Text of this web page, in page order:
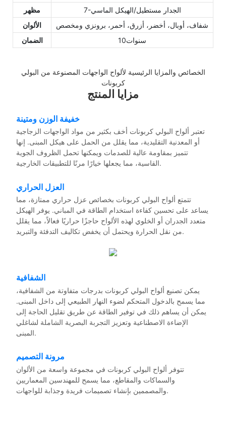
مظهر
7-الجدار مستطيل/الهيكل الماسي
الألوان
شفاف، أوبال، أخضر، أزرق، أحمر، برونزي ومخصص
الضمان
سنوات10
الخصائص والمزايا الرئيسية لألواح الواجهات المصنوعة من البولي
كربونات
مزايا المنتج
خفيفة الوزن ومتينة
تعتبر ألواح البولي كربونات أخف بكثير من مواد الواجهات الزجاجية
أو المعدنية التقليدية، مما يقلل من الحمل على هيكل المبنى. إنها
تتميز بمقاومة عالية للصدمات ويمكنها تحمل الظروف الجوية
القاسية، مما يجعلها خيارًا مرنًا للتطبيقات الخارجية.
العزل الحراري
تتمتع ألواح البولي كربونات بخصائص عزل حراري ممتازة، مما
يساعد على تحسين كفاءة استخدام الطاقة في المباني. يوفر الهيكل
متعدد الجدران أو الخلوي لهذه الألواح حاجزًا حراريًا فعالاً، مما يقلل
من نقل الحرارة ويحتمل أن يخفض تكاليف التدفئة والتبريد.
الشفافية
يمكن تصنيع ألواح البولي كربونات بدرجات متفاوتة من الشفافية،
مما يسمح بالدخول المتحكم لضوء النهار الطبيعي إلى داخل المبنى.
يمكن أن يساهم ذلك في توفير الطاقة عن طريق تقليل الحاجة إلى
الإضاءة الاصطناعية وتعزيز التجربة البصرية الشاملة لشاغلي
المبنى.
مرونة التصميم
تتوفر ألواح البولي كربونات في مجموعة واسعة من الألوان
والسماكات والمقاطع، مما يسمح للمهندسين المعماريين
والمصممين بإنشاء تصميمات فريدة وجذابة للواجهات.